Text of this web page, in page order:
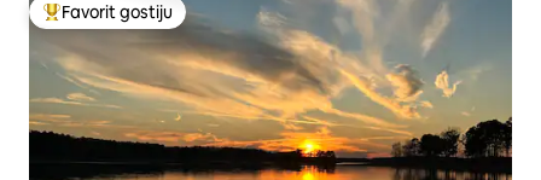
Glavni favorit gostiju
Favorit gostiju